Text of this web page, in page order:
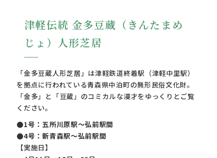
津軽伝統 金多豆蔵（きんたまめ
じょ）人形芝居
「金多豆蔵人形芝居」は津軽鉄道終着駅（津軽中里駅）
を拠点に行われている青森県中泊町の無形民俗文化財。
「金多」と「豆蔵」のコミカルな漫才をゆっくりとご覧
ください。
●1号：五所川原駅〜弘前駅間
●4号：新青森駅〜弘前駅間
【実施日】